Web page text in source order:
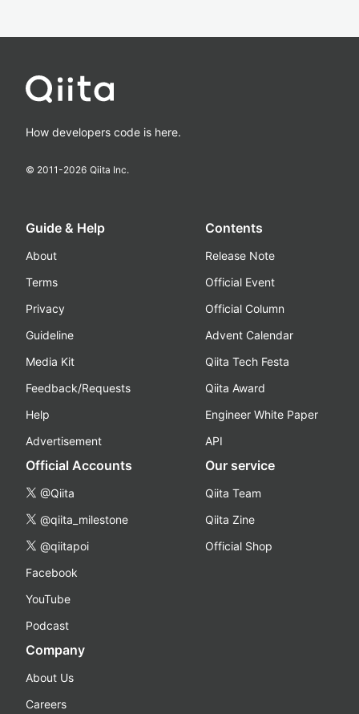
How developers code is here.
© 2011-2026 Qiita Inc.
Guide & Help
About
Terms
Privacy
Guideline
Media Kit
Feedback/Requests
Help
Advertisement
Contents
Release Note
Official Event
Official Column
Advent Calendar
Qiita Tech Festa
Qiita Award
Engineer White Paper
API
Official Accounts
@Qiita
@qiita_milestone
@qiitapoi
Facebook
YouTube
Podcast
Our service
Qiita Team
Qiita Zine
Official Shop
Company
About Us
Careers